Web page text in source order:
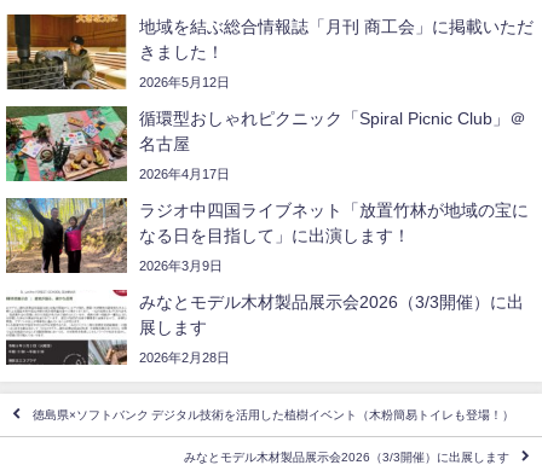
地域を結ぶ総合情報誌「月刊 商工会」に掲載いただ
きました！
2026年5月12日
循環型おしゃれピクニック「Spiral Picnic Club」＠
名古屋
2026年4月17日
ラジオ中四国ライブネット「放置竹林が地域の宝に
なる日を目指して」に出演します！
2026年3月9日
みなとモデル木材製品展示会2026（3/3開催）に出
展します
2026年2月28日
徳島県×ソフトバンク デジタル技術を活用した植樹イベント（木粉簡易トイレも登場！）
みなとモデル木材製品展示会2026（3/3開催）に出展します